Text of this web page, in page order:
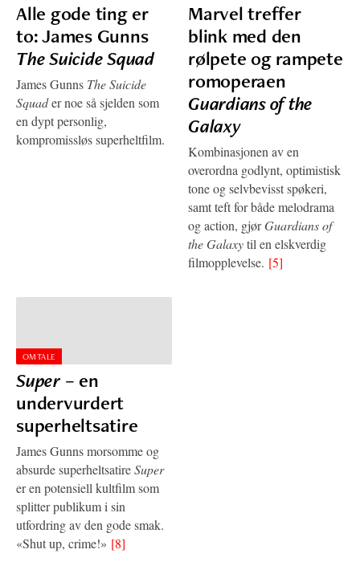
Alle gode ting er
to: James Gunns
The Suicide Squad
James Gunns The Suicide
Squader noe så sjelden som
en dypt personlig,
kompromissløs superheltfilm.
Marvel treffer
blink med den
rølpete og rampete
romoperaen
Guardians of the
Galaxy
Kombinasjonen av en
overordna godlynt, optimistisk
tone og selvbevisst spøkeri,
samt teft for både melodrama
og action, gjørGuardians of
the Galaxytil en elskverdig
filmopplevelse. [5]
OMTALE
Super– en
undervurdert
superheltsatire
James Gunns morsomme og
absurde superheltsatireSuper
er en potensiell kultfilm som
splitter publikum i sin
utfordring av den gode smak.
«Shut up, crime!» [8]